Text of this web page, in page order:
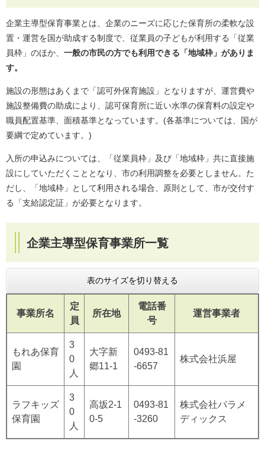
企業主導型保育事業とは、企業のニーズに応じた保育所の柔軟な設
置・運営を国が助成する制度で、従業員の子どもが利用する「従業
員枠」のほか、 一般の市民の方でも利用できる「地域枠」がありま
す。
施設の形態はあくまで「認可外保育施設」となりますが、運営費や
施設整備費の助成により、認可保育所に近い水準の保育料の設定や
職員配置基準、面積基準となっています。(各基準については、国が
要綱で定めています。)
入所の申込みについては、「従業員枠」及び「地域枠」共に直接施
設にしていただくこととなり、市の利用調整を必要としません。た
だし、「地域枠」として利用される場合、原則として、市が交付す
る「支給認定証」が必要となります。
企業主導型保育事業所一覧
表のサイズを切り替える
事業所名
定
員
所在地
電話番
号
運営事業者
もれあ保育
園
3
0
人
大字新
郷11-1
0493-81
-6657
株式会社浜屋
ラフキッズ
保育園
3
0
人
高坂2-1
0-5
0493-81
-3260
株式会社パラメ
ディックス